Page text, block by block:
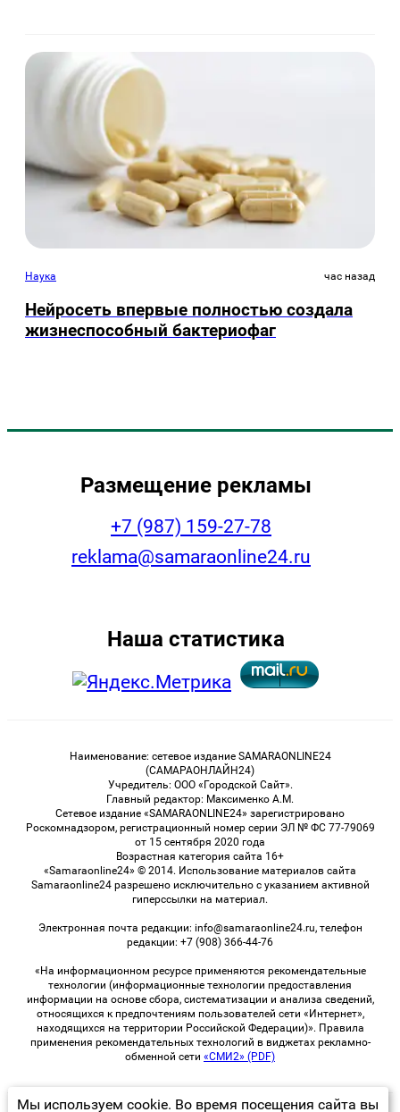
Наука час назад
Нейросеть впервые полностью создала
жизнеспособный бактериофаг
Размещение рекламы
+7 (987) 159-27-78
reklama@samaraonline24.ru
Наша статистика
Наименование: сетевое издание SAMARAONLINE24
(САМАРАОНЛАЙН24)
Учредитель: ООО «Городской Сайт».
Главный редактор: Максименко А.М.
Сетевое издание «SAMARAONLINE24» зарегистрировано
Роскомнадзором, регистрационный номер серии ЭЛ № ФС 77-79069
от 15 сентября 2020 года
Возрастная категория сайта 16+
«Samaraonline24» © 2014. Использование материалов сайта
Samaraonline24 разрешено исключительно с указанием активной
гиперссылки на материал.
Электронная почта редакции: info@samaraonline24.ru, телефон
редакции: +7 (908) 366-44-76
«На информационном ресурсе применяются рекомендательные
технологии (информационные технологии предоставления
информации на основе сбора, систематизации и анализа сведений,
относящихся к предпочтениям пользователей сети «Интернет»,
находящихся на территории Российской Федерации)». Правила
применения рекомендательных технологий в виджетах рекламно-
обменной сети «СМИ2» (PDF)
Мы используем cookie. Во время посещения сайта вы